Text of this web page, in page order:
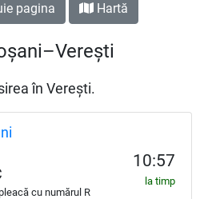
pagina Hartă
în Verești.
cu numărul R
10:57
la timp